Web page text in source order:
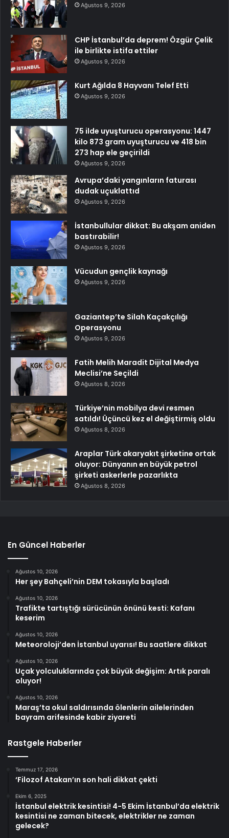
Ağustos 9, 2026
CHP İstanbul’da deprem! Özgür Çelik
ile birlikte istifa ettiler
Ağustos 9, 2026
Kurt Ağılda 8 Hayvanı Telef Etti
Ağustos 9, 2026
75 ilde uyuşturucu operasyonu: 1447
kilo 873 gram uyuşturucu ve 418 bin
273 hap ele geçirildi
Ağustos 9, 2026
Avrupa’daki yangınların faturası
dudak uçuklattıd
Ağustos 9, 2026
İstanbullular dikkat: Bu akşam aniden
bastırabilir!
Ağustos 9, 2026
Vücudun gençlik kaynağı
Ağustos 9, 2026
Gaziantep’te Silah Kaçakçılığı
Operasyonu
Ağustos 9, 2026
Fatih Melih Maradit Dijital Medya
Meclisi’ne Seçildi
Ağustos 8, 2026
Türkiye’nin mobilya devi resmen
satıldı! Üçüncü kez el değiştirmiş oldu
Ağustos 8, 2026
Araplar Türk akaryakıt şirketine ortak
oluyor: Dünyanın en büyük petrol
şirketi askerlerle pazarlıkta
Ağustos 8, 2026
En Güncel Haberler
Ağustos 10, 2026
Her şey Bahçeli’nin DEM tokasıyla başladı
Ağustos 10, 2026
Trafikte tartıştığı sürücünün önünü kesti: Kafanı
keserim
Ağustos 10, 2026
Meteoroloji’den İstanbul uyarısı! Bu saatlere dikkat
Ağustos 10, 2026
Uçak yolculuklarında çok büyük değişim: Artık paralı
oluyor!
Ağustos 10, 2026
Maraş’ta okul saldırısında ölenlerin ailelerinden
bayram arifesinde kabir ziyareti
Rastgele Haberler
Temmuz 17, 2026
‘Filozof Atakan’ın son hali dikkat çekti
Ekim 6, 2025
İstanbul elektrik kesintisi! 4-5 Ekim İstanbul’da elektrik
kesintisi ne zaman bitecek, elektrikler ne zaman
gelecek?